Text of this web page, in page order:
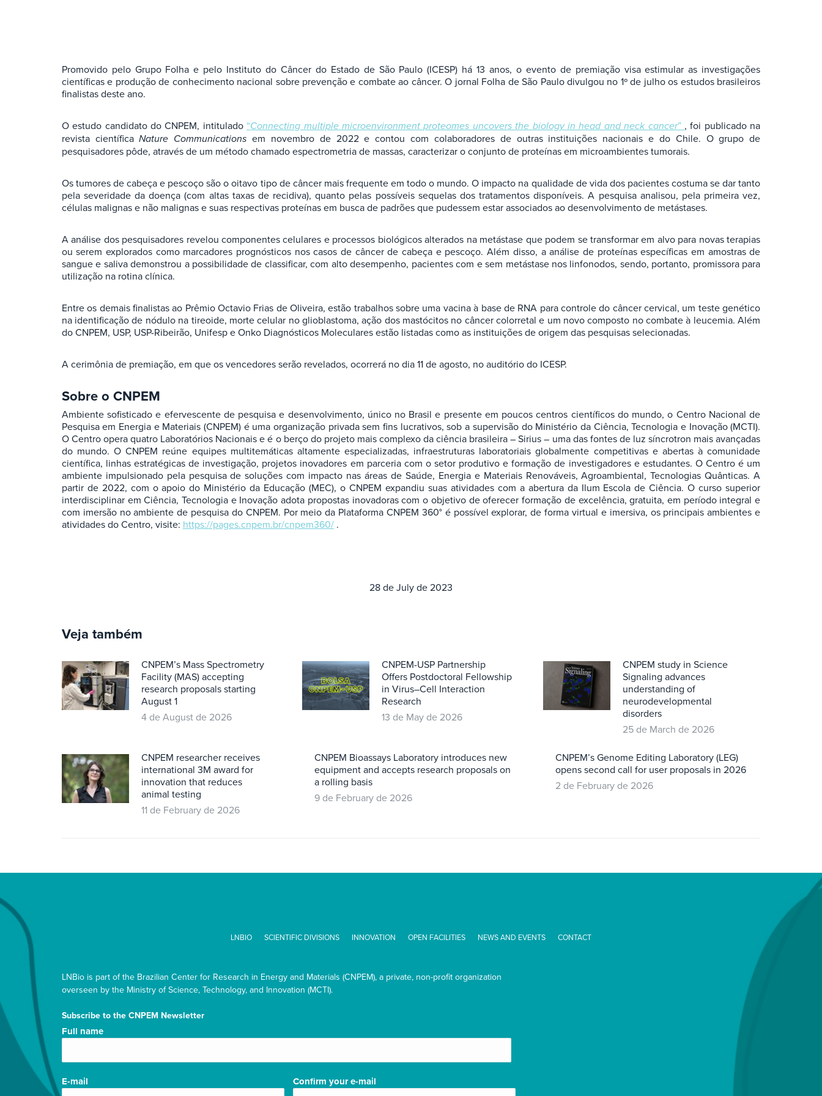
Promovido pelo Grupo Folha e pelo Instituto do Câncer do Estado de São Paulo (ICESP) há 13 anos, o evento de premiação visa estimular as investigações
científicas e produção de conhecimento nacional sobre prevenção e combate ao câncer. O jornal Folha de São Paulo divulgou no 1º de julho os estudos brasileiros
finalistas deste ano.
O estudo candidato do CNPEM, intitulado “Connecting multiple microenvironment proteomes uncovers the biology in head and neck cancer” , foi publicado na
revista científicaNature Communications em novembro de 2022 e contou com colaboradores de outras instituições nacionais e do Chile. O grupo de
pesquisadores pôde, através de um método chamado espectrometria de massas, caracterizar o conjunto de proteínas em microambientes tumorais.
Os tumores de cabeça e pescoço são o oitavo tipo de câncer mais frequente em todo o mundo. O impacto na qualidade de vida dos pacientes costuma se dar tanto
pela severidade da doença (com altas taxas de recidiva), quanto pelas possíveis sequelas dos tratamentos disponíveis. A pesquisa analisou, pela primeira vez,
células malignas e não malignas e suas respectivas proteínas em busca de padrões que pudessem estar associados ao desenvolvimento de metástases.
A análise dos pesquisadores revelou componentes celulares e processos biológicos alterados na metástase que podem se transformar em alvo para novas terapias
ou serem explorados como marcadores prognósticos nos casos de câncer de cabeça e pescoço. Além disso, a análise de proteínas específicas em amostras de
sangue e saliva demonstrou a possibilidade de classificar, com alto desempenho, pacientes com e sem metástase nos linfonodos, sendo, portanto, promissora para
utilização na rotina clínica.
Entre os demais finalistas ao Prêmio Octavio Frias de Oliveira, estão trabalhos sobre uma vacina à base de RNA para controle do câncer cervical, um teste genético
na identificação de nódulo na tireoide, morte celular no glioblastoma, ação dos mastócitos no câncer colorretal e um novo composto no combate à leucemia. Além
do CNPEM, USP, USP-Ribeirão, Unifesp e Onko Diagnósticos Moleculares estão listadas como as instituições de origem das pesquisas selecionadas.
A cerimônia de premiação, em que os vencedores serão revelados, ocorrerá no dia 11 de agosto, no auditório do ICESP.
Sobre o CNPEM
Ambiente sofisticado e efervescente de pesquisa e desenvolvimento, único no Brasil e presente em poucos centros científicos do mundo, o Centro Nacional de
Pesquisa em Energia e Materiais (CNPEM) é uma organização privada sem fins lucrativos, sob a supervisão do Ministério da Ciência, Tecnologia e Inovação (MCTI).
O Centro opera quatro Laboratórios Nacionais e é o berço do projeto mais complexo da ciência brasileira – Sirius – uma das fontes de luz síncrotron mais avançadas
do mundo. O CNPEM reúne equipes multitemáticas altamente especializadas, infraestruturas laboratoriais globalmente competitivas e abertas à comunidade
científica, linhas estratégicas de investigação, projetos inovadores em parceria com o setor produtivo e formação de investigadores e estudantes. O Centro é um
ambiente impulsionado pela pesquisa de soluções com impacto nas áreas de Saúde, Energia e Materiais Renováveis, Agroambiental, Tecnologias Quânticas. A
partir de 2022, com o apoio do Ministério da Educação (MEC), o CNPEM expandiu suas atividades com a abertura da Ilum Escola de Ciência. O curso superior
interdisciplinar em Ciência, Tecnologia e Inovação adota propostas inovadoras com o objetivo de oferecer formação de excelência, gratuita, em período integral e
com imersão no ambiente de pesquisa do CNPEM. Por meio da Plataforma CNPEM 360° é possível explorar, de forma virtual e imersiva, os principais ambientes e
atividades do Centro, visite: https://pages.cnpem.br/cnpem360/.
28 de July de 2023
Veja também
CNPEM’s Mass Spectrometry
Facility (MAS) accepting
research proposals starting
August 1
4 de August de 2026
CNPEM-USP Partnership
Offers Postdoctoral Fellowship
in Virus–Cell Interaction
Research
13 de May de 2026
CNPEM study in Science
Signaling advances
understanding of
neurodevelopmental
disorders
25 de March de 2026
CNPEM researcher receives
international 3M award for
innovation that reduces
animal testing
11 de February de 2026
CNPEM Bioassays Laboratory introduces new
equipment and accepts research proposals on
a rolling basis
9 de February de 2026
CNPEM’s Genome Editing Laboratory (LEG)
opens second call for user proposals in 2026
2 de February de 2026
LNBIO SCIENTIFIC DIVISIONS INNOVATION OPEN FACILITIES NEWS AND EVENTS CONTACT
LNBio is part of the Brazilian Center for Research in Energy and Materials (CNPEM), a private, non-profit organization
overseen by the Ministry of Science, Technology, and Innovation (MCTI).
Subscribe to the CNPEM Newsletter
Nome
completo/Full
name
Full name
E-
mail
E-mail Confirm your e-mail